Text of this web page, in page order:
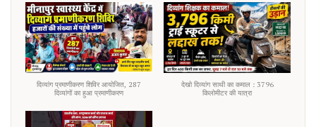
दिव्यांग प्रमाणीकरण शिविर आयोजित, 287
दिव्यांगों का हुआ प्रमाणीकरण
देखो दिव्यांग साथी का कमाल : 3796
किलोमीटर की यात्रा